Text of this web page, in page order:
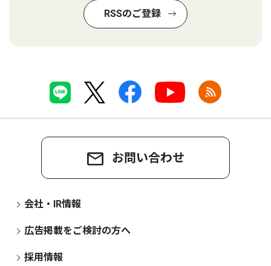
RSSのご登録
お問い合わせ
会社・IR情報
広告掲載をご検討の方へ
採用情報